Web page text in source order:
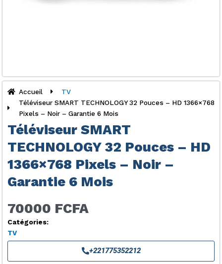
Accueil
TV
Téléviseur SMART TECHNOLOGY 32 Pouces – HD 1366×768
Pixels – Noir – Garantie 6 Mois
Téléviseur SMART
TECHNOLOGY 32 Pouces – HD
1366×768 Pixels – Noir –
Garantie 6 Mois
70000 FCFA
Catégories:
TV
+221775352212